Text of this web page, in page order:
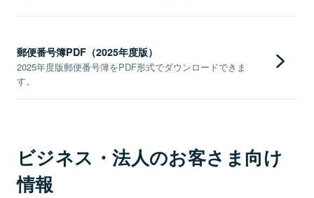
郵便番号簿PDF（2025年度版）
2025年度版郵便番号簿をPDF形式でダウンロードできま
す。
ビジネス・法人のお客さま向け
情報